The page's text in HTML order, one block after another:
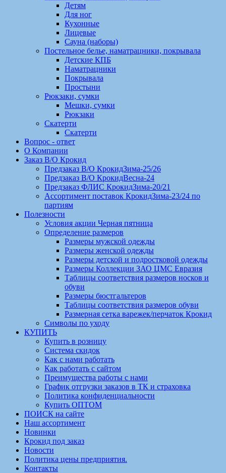
Детям
Для ног
Кухонные
Лицевые
Сауна (наборы)
Постельное белье, наматрацники, покрывала
Детские КПБ
Наматрацники
Покрывала
Простыни
Рюкзаки, сумки
Мешки, сумки
Рюкзаки
Скатерти
Скатерти
Вопрос - ответ
О Компании
Заказ В/О Крокид
Предзаказ В/О КрокидЗима-25/26
Предзаказ В/О КрокидВесна-24
Предзаказ ФЛИС КрокидЗима-20/21
Ассортимент поставок КрокидЗима-23/24 по
партиям
Полезности
Условия акции Черная пятница
Определение размеров
Размеры мужской одежды
Размеры женской одежды
Размеры детской и подростковой одежды
Размеры Коллекции ЗАО ЦМС Евразия
Таблицы соответствия размеров носков и
обуви
Размеры бюстгальтеров
Таблицы соответствия размеров обуви
Размерная сетка варежек/перчаток Крокид
Символы по уходу
КУПИТЬ
Купить в розницу
Система скидок
Как с нами работать
Как работать с сайтом
Преимущества работы с нами
График отгрузки заказов в ТК и страховка
Политика конфиденциальности
Купить ОПТОМ
ПОИСК на сайте
Наш ассортимент
Новинки
Крокид под заказ
Новости
Политика цены предприятия.
Контакты